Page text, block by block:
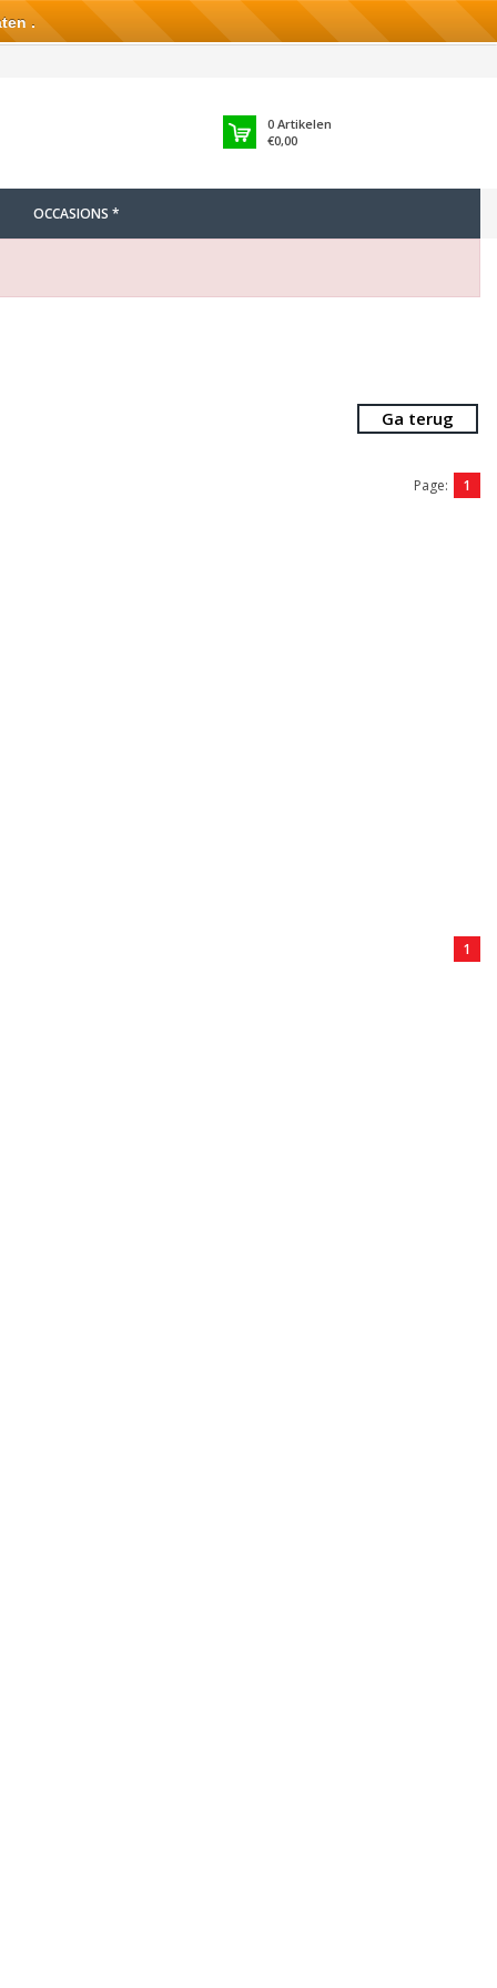
0Artikelen
€0,00
OCCASIONS *
Ga terug
Page: 1
1
.